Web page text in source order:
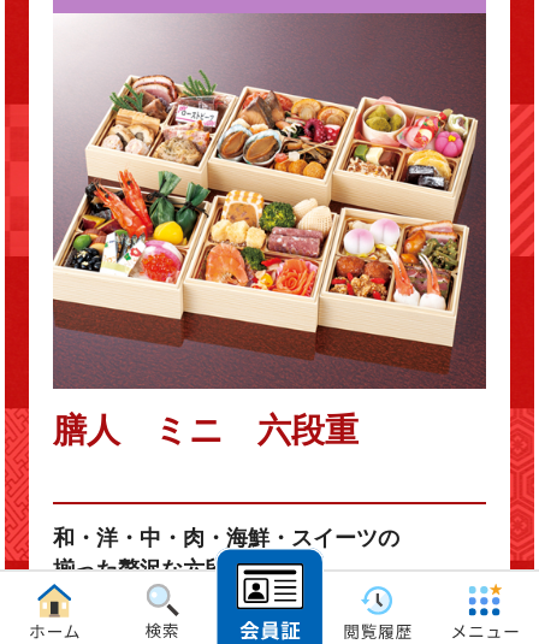
膳人 ミニ 六段重
和・洋・中・肉・海鮮・スイーツの
揃った贅沢な六段重